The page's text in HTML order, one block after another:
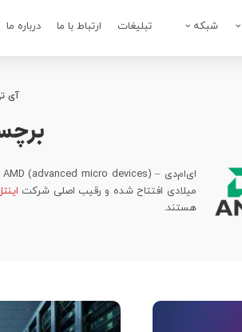
شبکه تبلیغات ارتباط با ما درباره ما
آی
میلادی افتتاح شده و رقیب اصلی شرکت
هستند.